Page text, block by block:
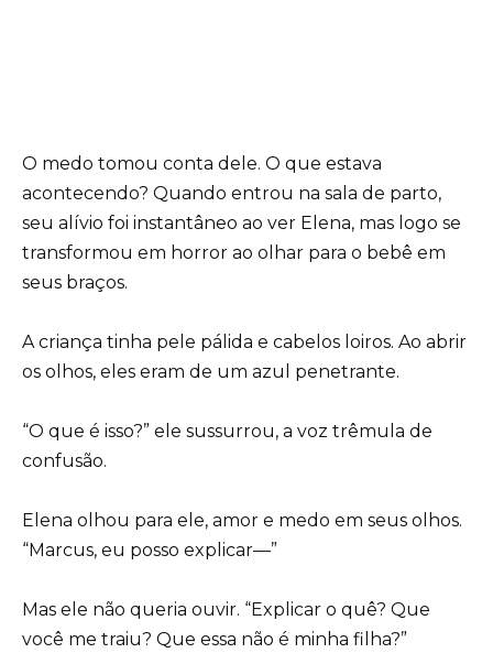
O medo tomou conta dele. O que estava
acontecendo? Quando entrou na sala de parto,
seu alívio foi instantâneo ao ver Elena, mas logo se
transformou em horror ao olhar para o bebê em
seus braços.
A criança tinha pele pálida e cabelos loiros. Ao abrir
os olhos, eles eram de um azul penetrante.
“O que é isso?” ele sussurrou, a voz trêmula de
confusão.
Elena olhou para ele, amor e medo em seus olhos.
“Marcus, eu posso explicar—”
Mas ele não queria ouvir. “Explicar o quê? Que
você me traiu? Que essa não é minha filha?”